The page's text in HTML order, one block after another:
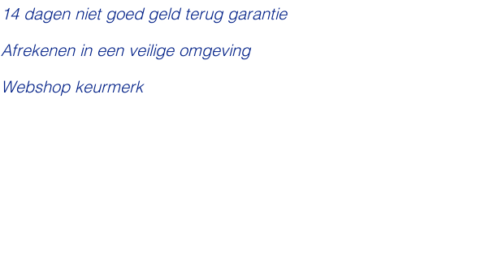
14 dagen niet goed geld terug garantie
Afrekenen in een veilige omgeving
Webshop keurmerk